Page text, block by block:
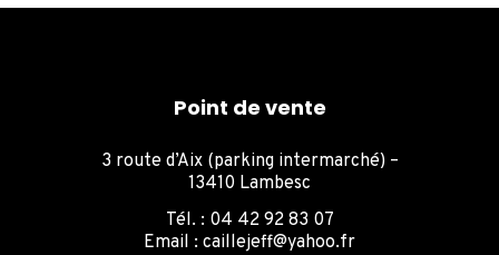
Point de vente
3 route d’Aix (parking intermarché) –
13410 Lambesc
Tél. : 04 42 92 83 07
Email : caillejeff@yahoo.fr